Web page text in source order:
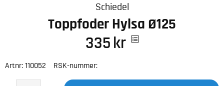
Schiedel
Toppfoder Hylsa Ø125
335 kr
Artnr: 110052 RSK-nummer: